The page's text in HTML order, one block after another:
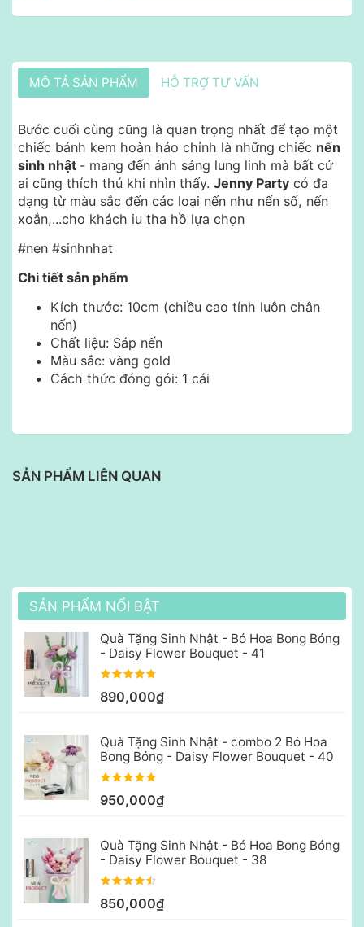
MÔ TẢ SẢN PHẨM HỖ TRỢ TƯ VẤN
Bước cuối cùng cũng là quan trọng nhất để tạo một
chiếc bánh kem hoàn hảo chỉnh là những chiếc nến
sinh nhật - mang đến ánh sáng lung linh mà bất cứ
ai cũng thích thú khi nhìn thấy. Jenny Party có đa
dạng từ màu sắc đến các loại nến như nến số, nến
xoắn,...cho khách iu tha hồ lựa chọn
#nen #sinhnhat
Chi tiết sản phẩm
Kích thước: 10cm (chiều cao tính luôn chân
nến)
Chất liệu: Sáp nến
Màu sắc: vàng gold
Cách thức đóng gói: 1 cái
SẢN PHẨM LIÊN QUAN
SẢN PHẨM NỔI BẬT
Quà Tặng Sinh Nhật - Bó Hoa Bong Bóng
- Daisy Flower Bouquet - 41
890,000₫
Quà Tặng Sinh Nhật - combo 2 Bó Hoa
Bong Bóng - Daisy Flower Bouquet - 40
950,000₫
Quà Tặng Sinh Nhật - Bó Hoa Bong Bóng
- Daisy Flower Bouquet - 38
850,000₫